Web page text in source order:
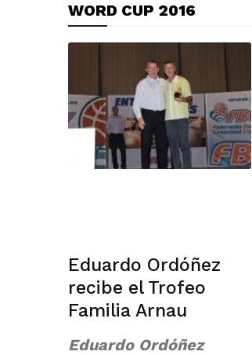
WORD CUP 2016
Eduardo Ordóñez
recibe el Trofeo
Familia Arnau
Eduardo Ordóñez